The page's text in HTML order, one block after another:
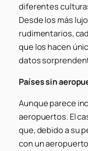
diferentes
Desde los más
rudimentarios,
que los hacen
datos
Países sin
Aunque parece
aeropuertos. El
que, debido a su
con un